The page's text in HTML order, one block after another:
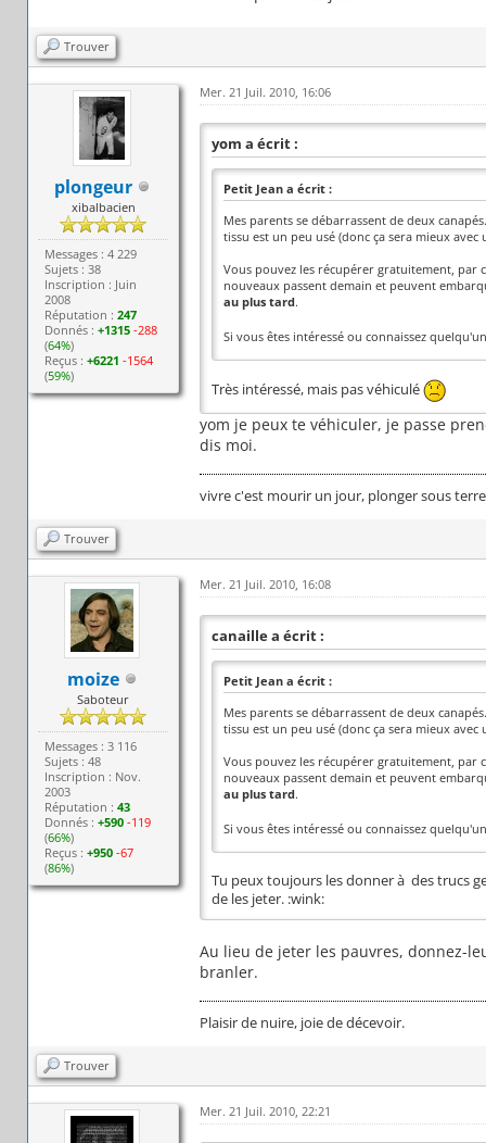
Trouver
plongeur
xibalbacien
Messages : 4 229
Sujets : 38
Inscription : Juin
2008
Réputation :247
Donnés :+1315 -288
(64%)
Reçus :+6221 -1564
(59%)
Mer. 21 Juil. 2010, 16:06
yom a écrit :
Petit Jean a écrit :
Mes parents se débarrassent de deux
tissu est un peu usé (donc ça sera mieux
Vous pouvez les récupérer gratuitement, par
nouveaux passent demain et peuvent
au plus tard.
Si vous êtes intéressé ou connaissez
Très intéressé, mais pas véhiculé
yom je peux te véhiculer, je passe
dis moi.
vivre c'est mourir un jour, plonger sous
Trouver
moize
Saboteur
Messages : 3 116
Sujets : 48
Inscription : Nov.
2003
Réputation :43
Donnés :+590 -119
(66%)
Reçus :+950 -67
(86%)
Mer. 21 Juil. 2010, 16:08
canaille a écrit :
Petit Jean a écrit :
Mes parents se débarrassent de deux
tissu est un peu usé (donc ça sera mieux
Vous pouvez les récupérer gratuitement, par
nouveaux passent demain et peuvent
au plus tard.
Si vous êtes intéressé ou connaissez
Tu peux toujours les donner à des trucs
de les jeter. :wink:
Au lieu de jeter les pauvres, donnez-
branler.
Plaisir de nuire, joie de décevoir.
Trouver
Mer. 21 Juil. 2010, 22:21